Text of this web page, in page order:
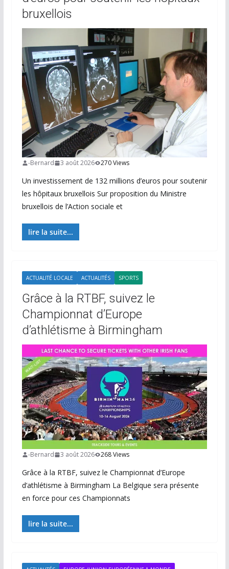
bruxellois
-Bernard 3 août 2026 270 Views
Un investissement de 132 millions d’euros pour soutenir
les hôpitaux bruxellois Sur proposition du Ministre
bruxellois de l’Action sociale et
lire la suite...
ACTUALITÉ LOCALE ACTUALITÉS SPORTS
Grâce à la RTBF, suivez le
Championnat d’Europe
d’athlétisme à Birmingham
-Bernard 3 août 2026 268 Views
Grâce à la RTBF, suivez le Championnat d’Europe
d’athlétisme à Birmingham La Belgique sera présente
en force pour ces Championnats
lire la suite...